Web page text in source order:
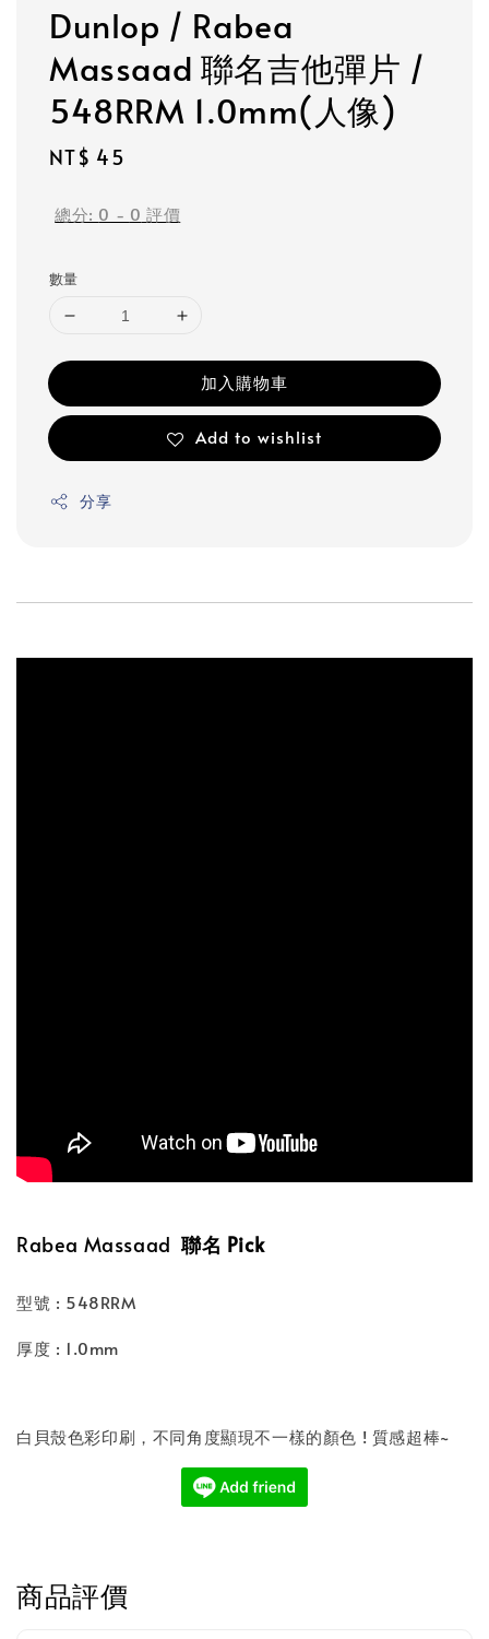
Dunlop / Rabea
Massaad 聯名吉他彈片 /
548RRM 1.0mm(人像)
Regular
NT$ 45
總分: 0 - 0 評價
數量
加入購物車
Add to wishlist
分享
Rabea Massaad 聯名 Pick
型號 : 548RRM
厚度 : 1.0mm
白貝殼色彩印刷，不同角度顯現不一樣的顏色 ! 質感超棒~
商品評價